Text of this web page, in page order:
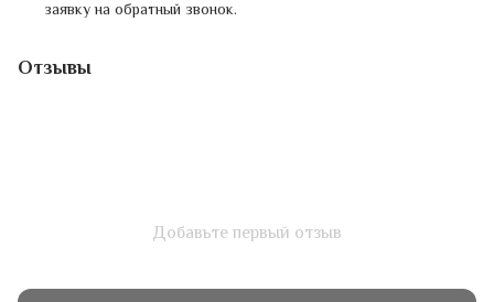
заявку на обратный звонок.
Отзывы
Добавьте первый отзыв